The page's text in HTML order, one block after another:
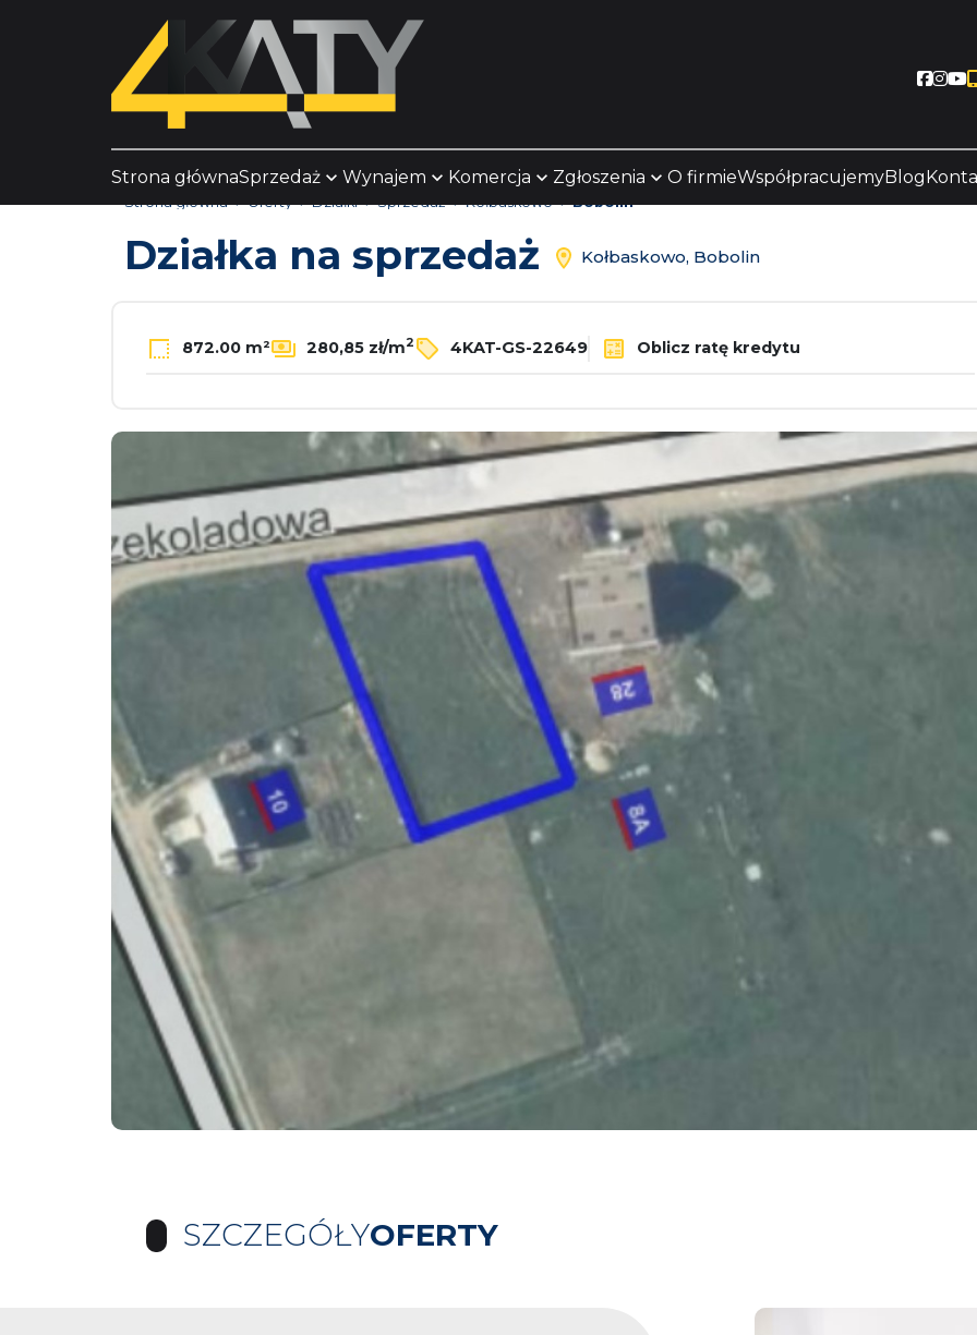
Strona głównaSprzedaż Wynajem Komercja Zgłoszenia O firmieWspółpracujemyBlog
Strona główna Oferty Działki Sprzedaż Kołbaskowo Bobolin
Działka na sprzedaż Kołbaskowo, Bobolin
872.00 m² 280,85 zł/m2 4KAT-GS-22649 Oblicz ratę kredytu
SZCZEGÓŁYOFERTY